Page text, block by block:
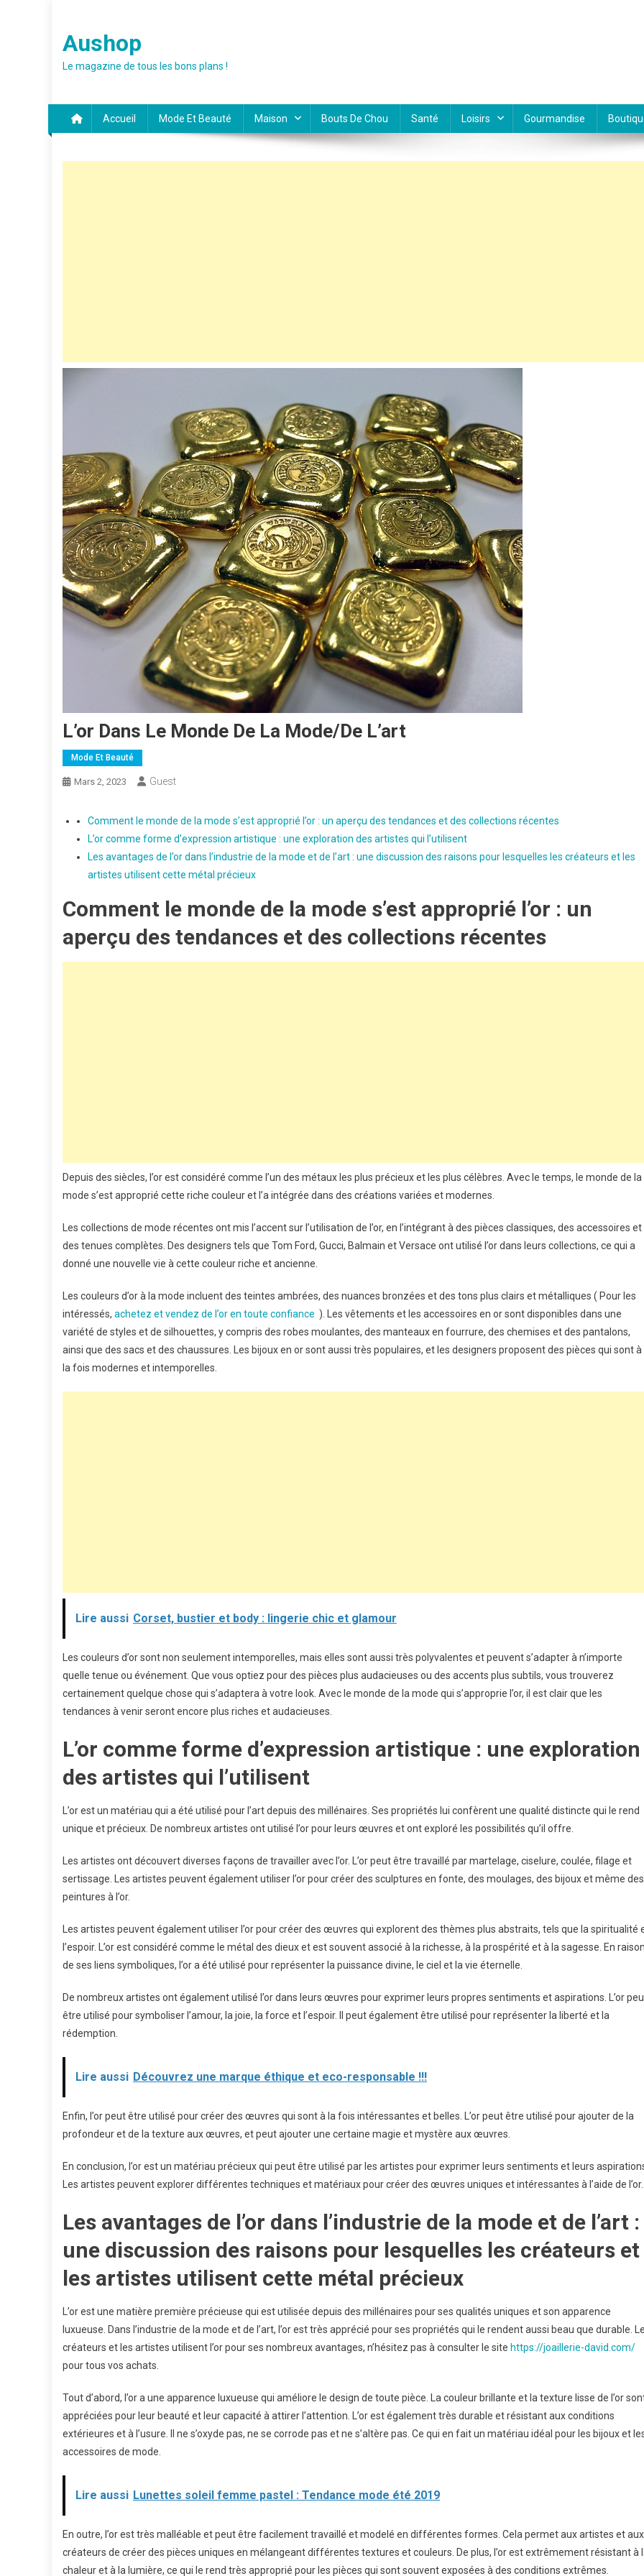
content
Aushop
Le magazine de tous les bons plans !
Accueil Mode Et Beauté Maison Bouts De Chou Santé Loisirs Gourmandise
L’or Dans Le Monde De La Mode/de L’art
Mode Et Beauté
Mars 2, 2023 Guest
Comment le monde de la mode s’est approprié l’or : un aperçu des tendances et des collections récentes
L’or comme forme d’expression artistique : une exploration des artistes qui l’utilisent
Les avantages de l’or dans l’industrie de la mode et de l’art : une discussion des raisons pour lesquelles les créateurs et les
artistes utilisent cette métal précieux
Comment le monde de la mode s’est approprié l’or : un
aperçu des tendances et des collections récentes
Depuis des siècles, l’or est considéré comme l’un des métaux les plus précieux et les plus célèbres. Avec le temps, le monde de la
mode s’est approprié cette riche couleur et l’a intégrée dans des créations variées et modernes.
Les collections de mode récentes ont mis l’accent sur l’utilisation de l’or, en l’intégrant à des pièces classiques, des accessoires et
des tenues complètes. Des designers tels que Tom Ford, Gucci, Balmain et Versace ont utilisé l’or dans leurs collections, ce qui a
donné une nouvelle vie à cette couleur riche et ancienne.
Les couleurs d’or à la mode incluent des teintes ambrées, des nuances bronzées et des tons plus clairs et métalliques ( Pour les
intéressés, achetez et vendez de l’or en toute confiance ). Les vêtements et les accessoires en or sont disponibles dans une
variété de styles et de silhouettes, y compris des robes moulantes, des manteaux en fourrure, des chemises et des pantalons,
ainsi que des sacs et des chaussures. Les bijoux en or sont aussi très populaires, et les designers proposent des pièces qui sont à
la fois modernes et intemporelles.
Lire aussi Corset, bustier et body : lingerie chic et glamour
Les couleurs d’or sont non seulement intemporelles, mais elles sont aussi très polyvalentes et peuvent s’adapter à n’importe
quelle tenue ou événement. Que vous optiez pour des pièces plus audacieuses ou des accents plus subtils, vous trouverez
certainement quelque chose qui s’adaptera à votre look. Avec le monde de la mode qui s’approprie l’or, il est clair que les
tendances à venir seront encore plus riches et audacieuses.
L’or comme forme d’expression artistique : une exploration
des artistes qui l’utilisent
L’or est un matériau qui a été utilisé pour l’art depuis des millénaires. Ses propriétés lui confèrent une qualité distincte qui le rend
unique et précieux. De nombreux artistes ont utilisé l’or pour leurs œuvres et ont exploré les possibilités qu’il offre.
Les artistes ont découvert diverses façons de travailler avec l’or. L’or peut être travaillé par martelage, ciselure, coulée, filage et
sertissage. Les artistes peuvent également utiliser l’or pour créer des sculptures en fonte, des moulages, des bijoux et même des
peintures à l’or.
Les artistes peuvent également utiliser l’or pour créer des œuvres qui explorent des thèmes plus abstraits, tels que la spiritualité
l’espoir. L’or est considéré comme le métal des dieux et est souvent associé à la richesse, à la prospérité et à la sagesse. En
de ses liens symboliques, l’or a été utilisé pour représenter la puissance divine, le ciel et la vie éternelle.
De nombreux artistes ont également utilisé l’or dans leurs œuvres pour exprimer leurs propres sentiments et aspirations. L’or
être utilisé pour symboliser l’amour, la joie, la force et l’espoir. Il peut également être utilisé pour représenter la liberté et la
rédemption.
Lire aussi Découvrez une marque éthique et eco-responsable !!!
Enfin, l’or peut être utilisé pour créer des œuvres qui sont à la fois intéressantes et belles. L’or peut être utilisé pour ajouter de la
profondeur et de la texture aux œuvres, et peut ajouter une certaine magie et mystère aux œuvres.
En conclusion, l’or est un matériau précieux qui peut être utilisé par les artistes pour exprimer leurs sentiments et leurs
Les artistes peuvent explorer différentes techniques et matériaux pour créer des œuvres uniques et intéressantes à l’aide de l’or.
Les avantages de l’or dans l’industrie de la mode et de l’art :
une discussion des raisons pour lesquelles les créateurs et
les artistes utilisent cette métal précieux
L’or est une matière première précieuse qui est utilisée depuis des millénaires pour ses qualités uniques et son apparence
luxueuse. Dans l’industrie de la mode et de l’art, l’or est très apprécié pour ses propriétés qui le rendent aussi beau que durable.
créateurs et les artistes utilisent l’or pour ses nombreux avantages, n’hésitez pas à consulter le site https://joaillerie-david.com/
pour tous vos achats.
Tout d’abord, l’or a une apparence luxueuse qui améliore le design de toute pièce. La couleur brillante et la texture lisse de l’or
appréciées pour leur beauté et leur capacité à attirer l’attention. L’or est également très durable et résistant aux conditions
extérieures et à l’usure. Il ne s’oxyde pas, ne se corrode pas et ne s’altère pas. Ce qui en fait un matériau idéal pour les bijoux et
accessoires de mode.
Lire aussi Lunettes soleil femme pastel : Tendance mode été 2019
En outre, l’or est très malléable et peut être facilement travaillé et modelé en différentes formes. Cela permet aux artistes et aux
créateurs de créer des pièces uniques en mélangeant différentes textures et couleurs. De plus, l’or est extrêmement résistant à
chaleur et à la lumière, ce qui le rend très approprié pour les pièces qui sont souvent exposées à des conditions extrêmes.